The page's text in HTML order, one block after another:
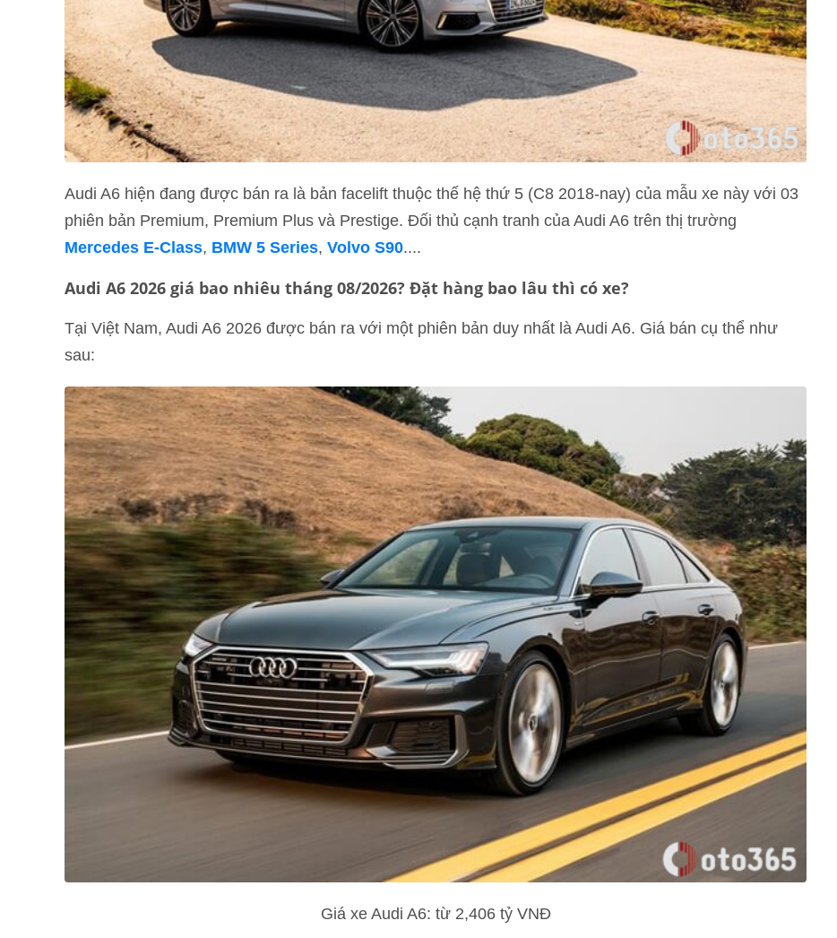
Audi A6 hiện đang được bán ra là bản facelift thuộc thế hệ thứ 5 (C8 2018-nay) của mẫu xe này với 03
phiên bản Premium, Premium Plus và Prestige. Đối thủ cạnh tranh của Audi A6 trên thị trường
Mercedes E-Class, BMW 5 Series, Volvo S90....
Audi A6 2026 giá bao nhiêu tháng 08/2026? Đặt hàng bao lâu thì có xe?
Tại Việt Nam, Audi A6 2026 được bán ra với một phiên bản duy nhất là Audi A6. Giá bán cụ thể như
sau:
Giá xe Audi A6: từ 2,406 tỷ VNĐ